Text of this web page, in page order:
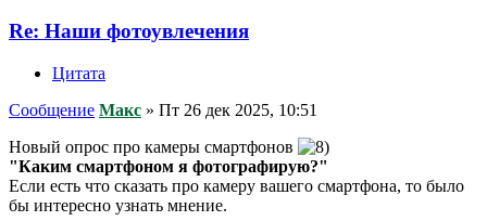
Re: Наши фотоувлечения
Цитата
Сообщение Макс » Пт 26 дек 2025, 10:51
Новый опрос про камеры смартфонов
"Каким смартфоном я фотографирую?"
Если есть что сказать про камеру вашего смартфона, то было
бы интересно узнать мнение.